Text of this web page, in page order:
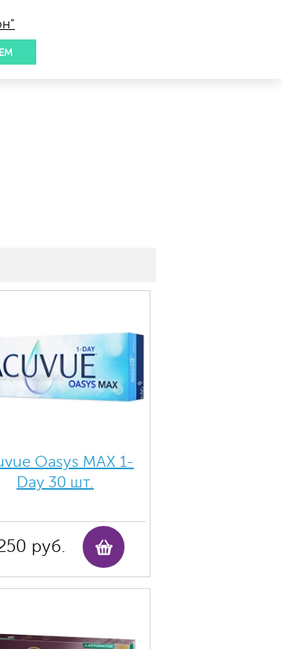
Oasys MAX 1-
Day 30 шт.
руб.